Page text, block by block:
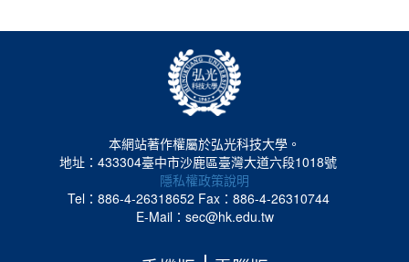
本網站著作權屬於弘光科技大學。
地址：433304臺中市沙鹿區臺灣大道六段1018號
隱私權政策說明
Tel：886-4-26318652 Fax：886-4-26310744
E-Mail：sec@hk.edu.tw